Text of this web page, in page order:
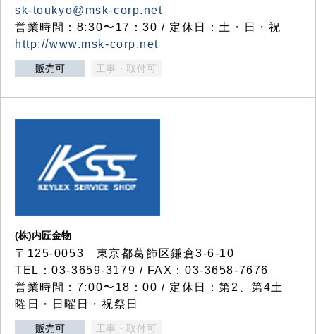
sk-toukyo@msk-corp.net
営業時間：8:30〜17：30 / 定休日：土・日・祝
http://www.msk-corp.net
販売可 工事・取付可
(株)内匠金物
〒125-0053 東京都葛飾区鎌倉3-6-10
TEL：03-3659-3179 / FAX：03-3658-7676
営業時間：7:00〜18：00 / 定休日：第2、第4土
曜日・日曜日・祝祭日
販売可 工事・取付可